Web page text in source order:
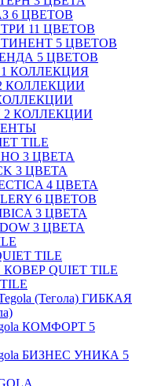
6 ЦВЕТОВ
11 ЦВЕТОВ
5 ЦВЕТОВ
5 ЦВЕТОВ
КОЛЛЕКЦИЯ
КОЛЛЕКЦИИ
КОЛЛЕКЦИИ
TILE
3 ЦВЕТА
3 ЦВЕТА
4 ЦВЕТА
6 ЦВЕТОВ
3 ЦВЕТА
3 ЦВЕТА
TILE
QUIET TILE
ГИБКАЯ
КОМФОРТ 5
БИЗНЕС УНИКА 5